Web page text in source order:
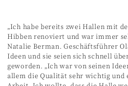
„Ich habe bereits zwei Hallen mit
Hibben renoviert und war immer
Natalie Berman. Geschäftsführer
Ideen und sie seien sich schnell
geworden. „Ich war von seinen
allem die Qualität sehr wichtig und